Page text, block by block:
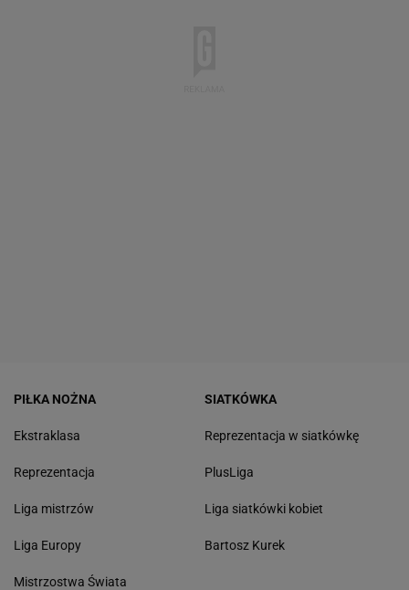
PIŁKA NOŻNA
Ekstraklasa
Reprezentacja
Liga mistrzów
Liga Europy
Mistrzostwa Świata
SIATKÓWKA
Reprezentacja w siatkówkę
PlusLiga
Liga siatkówki kobiet
Bartosz Kurek